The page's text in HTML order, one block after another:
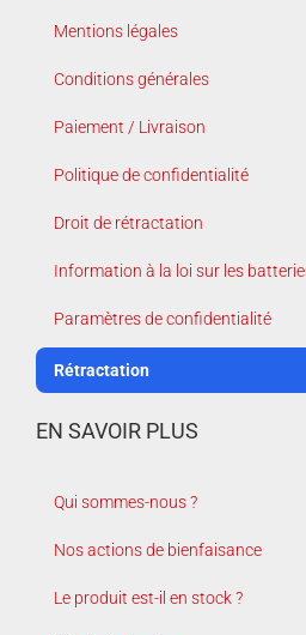
Mentions légales
Conditions générales
Paiement / Livraison
Politique de confidentialité
Droit de rétractation
Information à la loi sur les
Paramètres de confidentialité
Rétractation
EN SAVOIR PLUS
Qui sommes-nous ?
Nos actions de bienfaisance
Le produit est-il en stock ?